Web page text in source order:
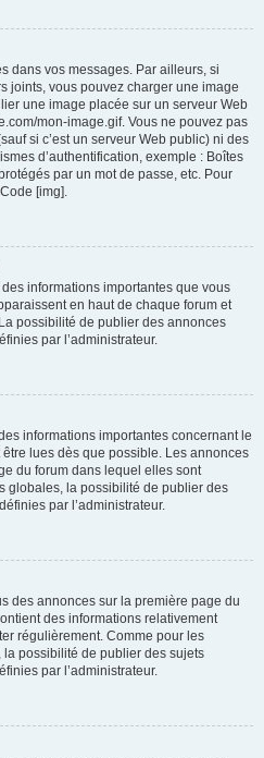
dans vos messages. Par ailleurs, si
joints, vous pouvez charger une image
une image placée sur un serveur Web
mon-image.gif. Vous ne pouvez pas
si c’est un serveur Web public) ni des
d’authentification, exemple : Boîtes
par un mot de passe, etc. Pour
[img].
informations importantes que vous
en haut de chaque forum et
possibilité de publier des annonces
par l’administrateur.
informations importantes concernant le
lues dès que possible. Les annonces
du forum dans lequel elles sont
globales, la possibilité de publier des
par l’administrateur.
des annonces sur la première page du
des informations relativement
régulièrement. Comme pour les
possibilité de publier des sujets
par l’administrateur.